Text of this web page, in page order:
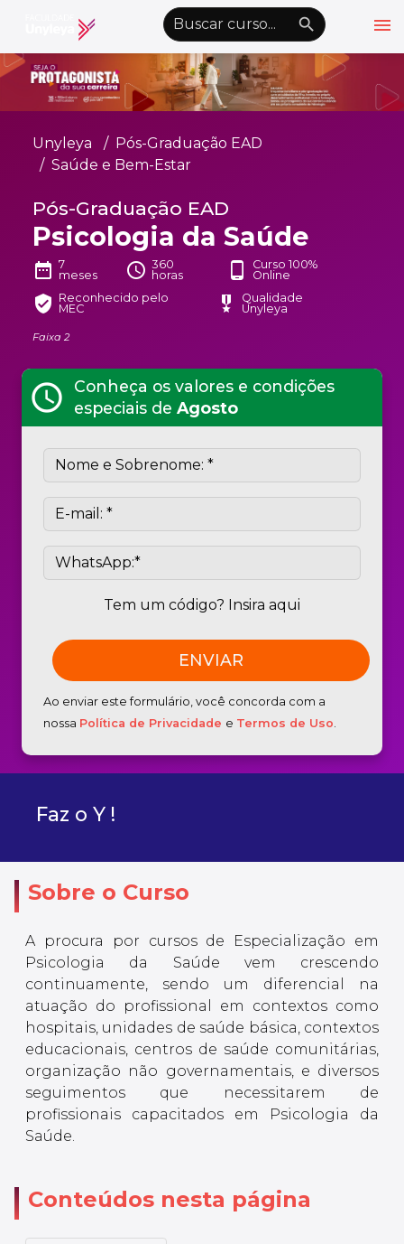
menu
emoji_objectsAlto Contraste nights_stay wb_sunny
Graduação EAD
Pós-Graduação EAD
Atualização Profissional
Conheça a Unyleyakeyboard_arrow_down
Alianças Acadêmicas
Convênioskeyboard_arrow_down
UnyVantagens
personÁrea do Aluno schoolQuero ser Aluno
Unyleya
Pós-Graduação EAD
Saúde e Bem-Estar
Pós-Graduação EAD
Psicologia da Saúde
date_range 7
meses
schedule 360
horas
phone_android
Curso 100%
Online
verified_user Reconhecido pelo
MEC
military_tech
Qualidade
Unyleya
Faixa 2
schedule
Conheça os valores e condições
especiais de Agosto
Tem um código? Insira aqui
Ao enviar este formulário, você concorda com a
nossa Política de Privacidade e Termos de Uso.
Faz o Y !
Sobre o Curso
A procura por cursos de Especialização em
Psicologia da Saúde vem crescendo
continuamente, sendo um diferencial na
atuação do profissional em contextos como
hospitais, unidades de saúde básica, contextos
educacionais, centros de saúde comunitárias,
organização não governamentais, e diversos
seguimentos que necessitarem de
profissionais capacitados em Psicologia da
Saúde.
Conteúdos nesta página